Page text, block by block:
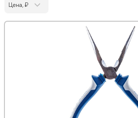
Цена, ₽